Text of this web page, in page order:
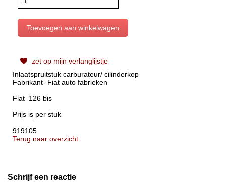
zet op mijn verlanglijstje
Inlaatspruitstuk carburateur/ cilinderkop
Fabrikant- Fiat auto fabrieken
Fiat 126 bis
Prijs is per stuk
919105
Terug naar overzicht
Schrijf een reactie